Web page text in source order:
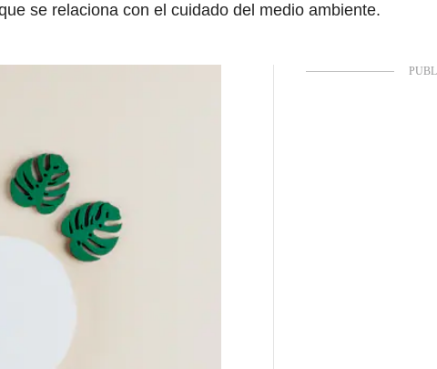
se relaciona con el cuidado del medio ambiente.